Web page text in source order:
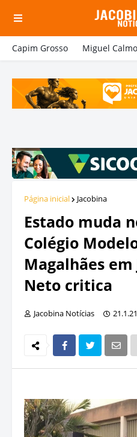
Capim Grosso Miguel
Página inicial Jacobina
Estado muda
Colégio
Magalhães em
Neto critica
Jacobina Notícias 21.1.21